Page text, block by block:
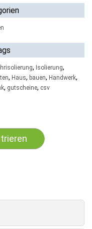
, Isolierung,
, Haus, bauen, Handwerk,
, gutscheine, csv